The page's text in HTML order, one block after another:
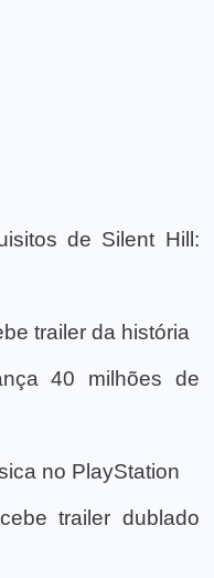
de Silent Hill:
trailer da história
40 milhões de
no PlayStation
trailer dublado